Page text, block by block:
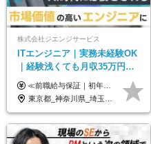
株式会社ジエンジサービス
ITエンジニア｜実務未経験OK
｜経験浅くても月収35万円～
｜チーム参画中心｜フルリモ
ート可｜自社サービスあり
≪前職給与保証｜初年度想定年収420万円～≫ 月給35万円以上＋決算賞与＋交通費 ※スキル・経験を考慮の上、優遇します ※上記月給には固定残業代月20時間分(4万5000円以上)を含みます。超過した場合は、その分追加支給します ※試用期間3～6ヵ月は固定残業代なし(雇用形態やその他待遇・福利厚生は同じです) ＝＝＝＝＝＝＝＝＝＝＝ ▼実力と成長にこだわった評価制度▼ 年2回の評価で昇給・昇格が決まります。 評価は、就業先のお客様からの評価をベースに、目標達成状況やプロジェクトでの役割・貢献度などを総合的に判断して決定します。 日々の働きぶりを実際に見ているお客様の声を反映することで、より公平で納得感のある評価を実現しています。 また、評価後は面談を通じてフィードバックを行い、今後の成長やキャリアについて一緒に考えていきます。 ▼成長につながる目標設定▼ 半期ごとに、具体的な行動ベースの目標を設定し、その達成度や取り組みのプロセスを評価に反映します。 目標は、お客様からのフィードバックや現場での課題をもとに設定するため、「今何を伸ばすべきか」が明確になります。 また、上司との面談を通じて振り返りと次の目標設定を行い、継続的なスキルアップと市場価値の向上を支援しています。
東京都_神奈川県_埼玉県_千葉県_大阪府_愛知県_北海道_青森県_岩手県_宮城県_秋田県_山形県_福島県_茨城県_栃木県_群馬県_新潟県_山梨県_長野県_富山県_石川県_福井県_静岡県_岐阜県_三重県_兵庫県_京都府_滋賀県_奈良県_和歌山県_広島県_岡山県_鳥取県_島根県_山口県_徳島県_香川県_愛媛県_高知県_福岡県_熊本県_佐賀県_長崎県_大分県_宮崎県_鹿児島県_沖縄県